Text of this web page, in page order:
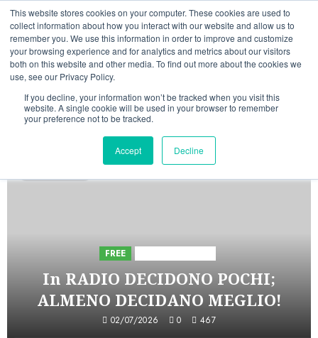
This website stores cookies on your computer. These cookies are used to
collect information about how you interact with our website and allow us to
remember you. We use this information in order to improve and customize
your browsing experience and for analytics and metrics about our visitors
both on this website and other media. To find out more about the cookies we
use, see our Privacy Policy.
If you decline, your information won’t be tracked when you visit this
website. A single cookie will be used in your browser to remember
your preference not to be tracked.
Accept Decline
Vai
contenuto
07/08/202621:57:37
LinkedinFacebook
X TelegramWhatsappMastodon
INIZIATIVE ASTORRI
FREE
In RADIO DECIDONO POCHI;
ALMENO DECIDANO MEGLIO!
02/07/2026 0 467